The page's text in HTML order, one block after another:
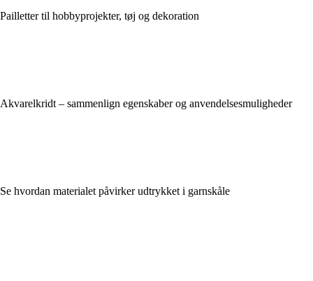
Pailletter til hobbyprojekter, tøj og dekoration
Akvarelkridt – sammenlign egenskaber og anvendelsesmuligheder
Se hvordan materialet påvirker udtrykket i garnskåle